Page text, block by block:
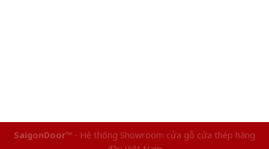
SaigonDoor™ - Hệ thống Showroom cửa gỗ cửa thép hàng